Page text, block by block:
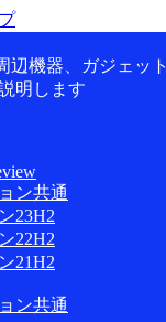
辺機器、ガジェッ
明します
ン共通
23H2
22H2
21H2
ン共通